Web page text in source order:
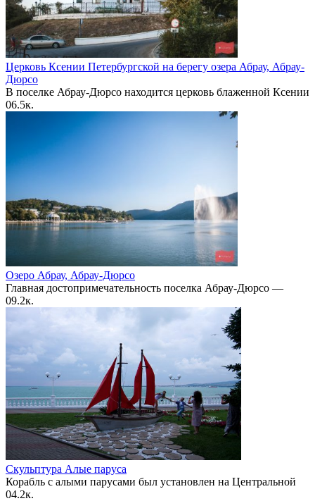
Церковь Ксении Петербургской на берегу озера Абрау, Абрау-
Дюрсо
В поселке Абрау-Дюрсо находится церковь блаженной Ксении
06.5к.
Озеро Абрау, Абрау-Дюрсо
Главная достопримечательность поселка Абрау-Дюрсо —
09.2к.
Скульптура Алые паруса
Корабль с алыми парусами был установлен на Центральной
04.2к.